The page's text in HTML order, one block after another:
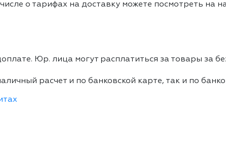
о тарифах на доставку можете посмотреть на
Юр. лица могут расплатиться за товары за
расчет и по банковской карте, так и по